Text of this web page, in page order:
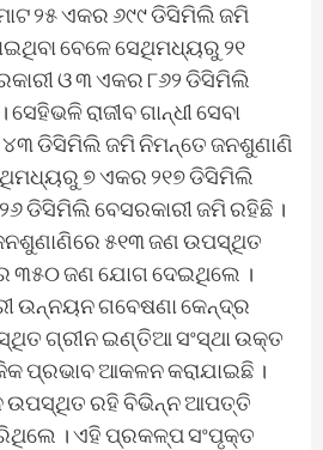
୨୫ ଏକର ୬୯୯ ଡିସିମିଲି ଜମି
ବେଳେ ସେଥିମଧ୍ୟରୁ ୨୧
ଓ ୩ ଏକର ୮୬୨ ଡିସିମିଲି
ରାଜୀବ ଗାନ୍ଧୀ ସେବା
ଡିସିମିଲି ଜମି ନିମନ୍ତେ ଜନଶୁଣାଣି
୭ ଏକର ୨୧୭ ଡିସିମିଲି
ଡିସିମିଲି ବେସରକାରୀ ଜମି ରହିଛି ।
୫୧୩ ଜଣ ଉପସ୍ଥିତ
୩୫୦ ଜଣ ଯୋଗ ଦେଇଥିଲେ ।
ଉନ୍ନୟନ ଗବେଷଣା କେନ୍ଦ୍ର
ଗ୍ରୀନ ଇଣ୍ତିଆ ସଂସ୍ଥା ଉକ୍ତ
ପ୍ରଭାବ ଆକଳନ କରାଯାଇଛି ।
ଉପସ୍ଥିତ ରହି ବିଭିନ୍ନ ଆପତ୍ତି
। ଏହି ପ୍ରକଳ୍ପ ସଂପୃକ୍ତ